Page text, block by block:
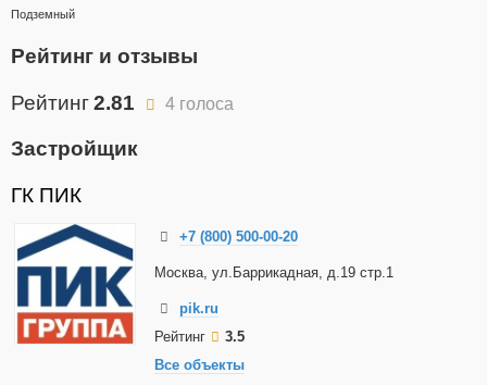
Подземный
Рейтинг и отзывы
Рейтинг2.81 4 голоса
Застройщик
ГК ПИК
+7 (800) 500-00-20
Москва, ул.Баррикадная, д.19 стр.1
pik.ru
Рейтинг
3.5
Все объекты